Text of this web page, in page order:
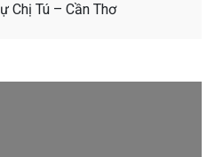
Chị Tú – Cần Thơ